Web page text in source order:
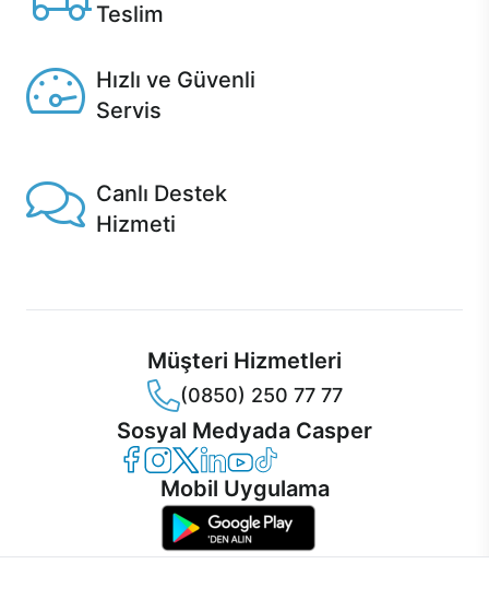
Teslim
Hızlı ve Güvenli
Servis
Canlı Destek
Hizmeti
Müşteri Hizmetleri
(0850) 250 77 77
Sosyal Medyada Casper
Casper Facebook
Casper Instagram
Casper Twitter
Casper LinkedIn
Casper YouTube
Casper TikTok
Mobil Uygulama